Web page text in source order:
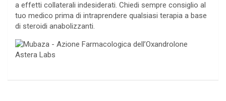
a effetti collaterali indesiderati. Chiedi sempre consiglio al
tuo medico prima di intraprendere qualsiasi terapia a base
di steroidi anabolizzanti.